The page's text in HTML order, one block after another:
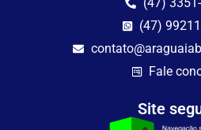
(47)
Fale
Site